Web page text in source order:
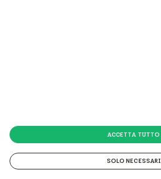
SOLO NECESSARI
ACCETTA TUTTO